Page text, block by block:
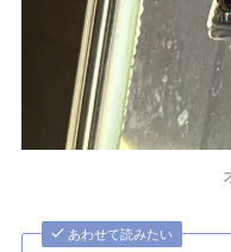
あわせて読みたい